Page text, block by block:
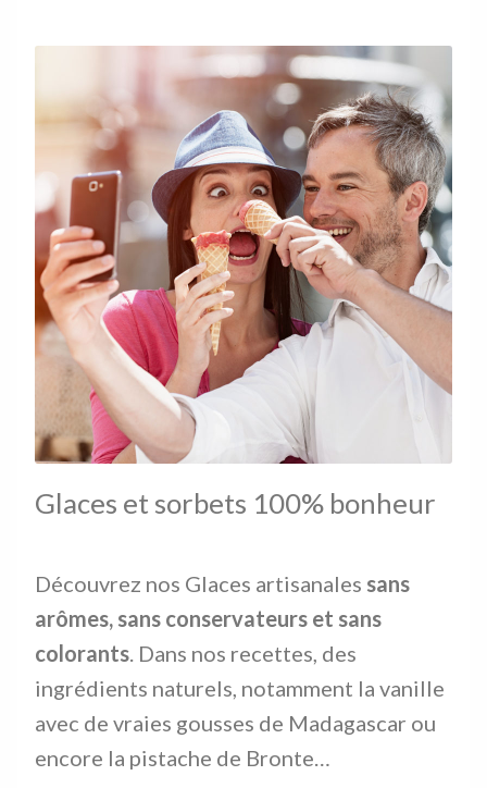
Glaces et sorbets 100% bonheur
Découvrez nos Glaces artisanales sans
arômes, sans conservateurs et sans
colorants . Dans nos recettes, des
ingrédients naturels, notamment la vanille
avec de vraies gousses de Madagascar ou
encore la pistache de Bronte…